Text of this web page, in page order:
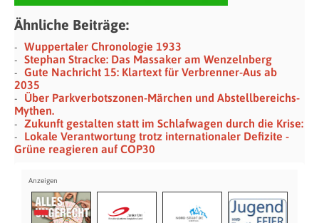
Ähnliche Beiträge:
Wuppertaler Chronologie 1933
Stephan Stracke: Das Massaker am Wenzelnberg
Gute Nachricht 15: Klartext für Verbrenner-Aus ab
2035
Über Parkverbotszonen-Märchen und Abstellbereichs-
Mythen.
Zukunft gestalten statt im Schlafwagen durch die Krise:
Lokale Verantwortung trotz internationaler Defizite -
Grüne reagieren auf COP30